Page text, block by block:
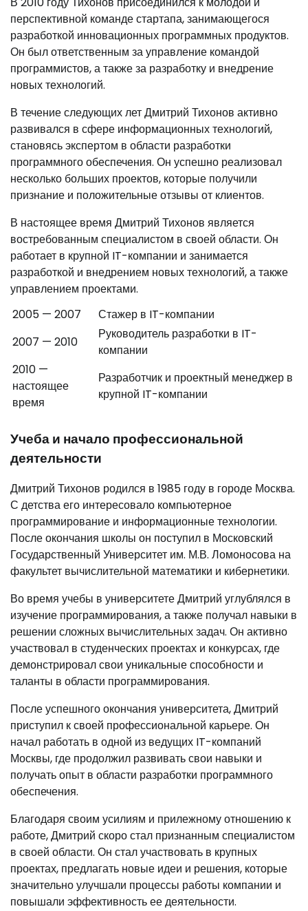
перспективной команде стартапа, занимающегося
разработкой инновационных программных продуктов.
Он был ответственным за управление командой
программистов, а также за разработку и внедрение
новых технологий.
В течение следующих лет Дмитрий Тихонов активно
развивался в сфере информационных технологий,
становясь экспертом в области разработки
программного обеспечения. Он успешно реализовал
несколько больших проектов, которые получили
признание и положительные отзывы от клиентов.
В настоящее время Дмитрий Тихонов является
востребованным специалистом в своей области. Он
работает в крупной IT-компании и занимается
разработкой и внедрением новых технологий, а также
управлением проектами.
2005 — 2007
Стажер в IT-компании
2007 — 2010
Руководитель разработки в IT-
компании
2010 —
настоящее
время
Разработчик и проектный менеджер в
крупной IT-компании
Учеба и начало профессиональной
деятельности
Дмитрий Тихонов родился в 1985 году в городе Москва.
С детства его интересовало компьютерное
программирование и информационные технологии.
После окончания школы он поступил в Московский
Государственный Университет им. М.В. Ломоносова на
факультет вычислительной математики и кибернетики.
Во время учебы в университете Дмитрий углублялся в
изучение программирования, а также получал навыки в
решении сложных вычислительных задач. Он активно
участвовал в студенческих проектах и конкурсах, где
демонстрировал свои уникальные способности и
таланты в области программирования.
После успешного окончания университета, Дмитрий
приступил к своей профессиональной карьере. Он
начал работать в одной из ведущих IT-компаний
Москвы, где продолжил развивать свои навыки и
получать опыт в области разработки программного
обеспечения.
Благодаря своим усилиям и прилежному отношению к
работе, Дмитрий скоро стал признанным специалистом
в своей области. Он стал участвовать в крупных
проектах, предлагать новые идеи и решения, которые
значительно улучшали процессы работы компании и
повышали эффективность ее деятельности.